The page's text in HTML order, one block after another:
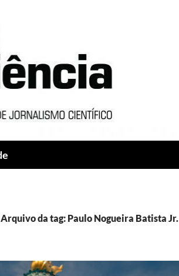
Arquivo da tag: Paulo Nogueira Batista Jr.